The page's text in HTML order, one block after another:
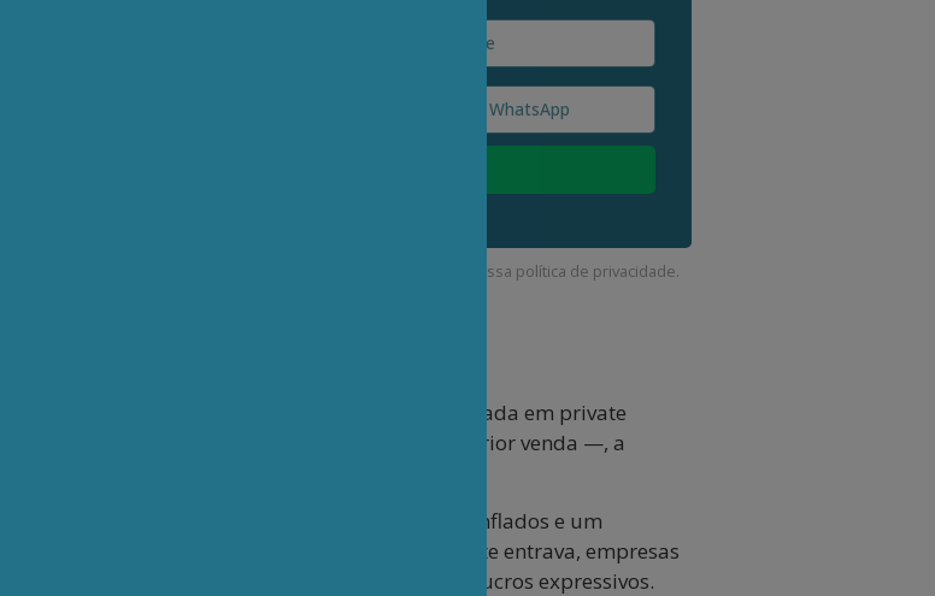
“Cadastrar” você aceita receber nossos e-mails e concorda com a nossa política de privacidade.
no ambiente de negócios. Originalmente focada em private
horizonte de consolidação, valorização e posterior venda —, a
existir.
abundante, valuations (valor de mercado) inflados e um
A engrenagem funcionava: capital paciente entrava, empresas
via abertura de capital coroava o ciclo com lucros expressivos.